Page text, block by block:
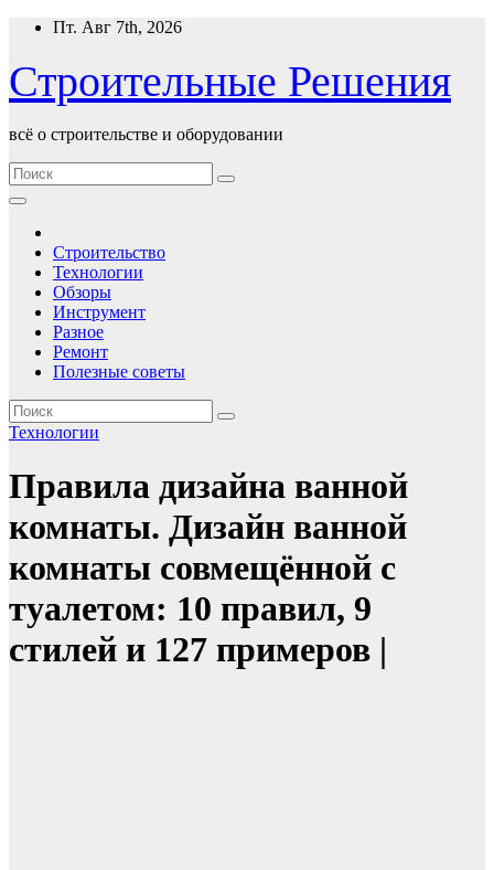
Перейти
содержимому
Пт. Авг 7th, 2026
Строительные Решения
всё о строительстве и оборудовании
Строительство
Технологии
Обзоры
Инструмент
Разное
Ремонт
Полезные советы
Технологии
Правила дизайна ванной
комнаты. Дизайн ванной
комнаты совмещённой с
туалетом: 10 правил, 9
стилей и 127 примеров |